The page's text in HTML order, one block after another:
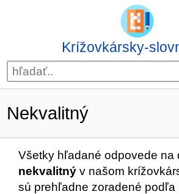
Krížovkársky-
Nekvalitný
Všetky hľadané odpovede na
nekvalitný v našom
sú prehľadne zoradené podľa